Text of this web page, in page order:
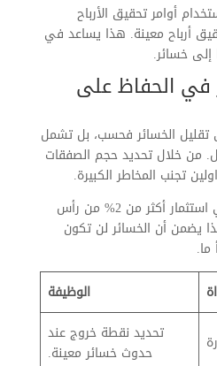
أوامر تحقيق الأرباح
أرباح معينة. هذا يساعد في
إلى خسائر.
في الحفاظ على
تقليل الخسائر فحسب، بل تشمل
من خلال تحديد حجم الصفقات
تجنب المخاطر الكبيرة.
على سبيل المثال، لا ينبغي استثمار أكثر من 2% من رأس
يضمن أن الخسائر لن تكون
الوظيفة
تحديد نقطة خروج عند
حدوث خسائر معينة.